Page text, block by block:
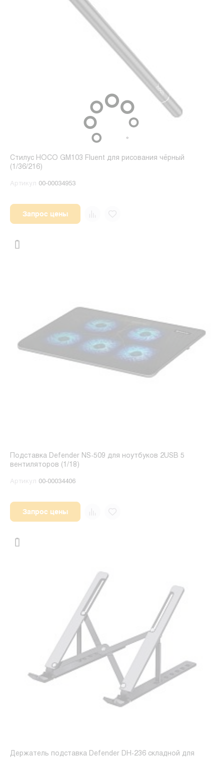
Стилус HOCO GM103 Fluent для рисования чёрный
(1/36/216)
Артикул 00-00034953
Запрос цены
Подставка Defender NS-509 для ноутбуков 2USB 5
вентиляторов (1/18)
Артикул 00-00034406
Запрос цены
Держатель подставка Defender DH-236 складной для